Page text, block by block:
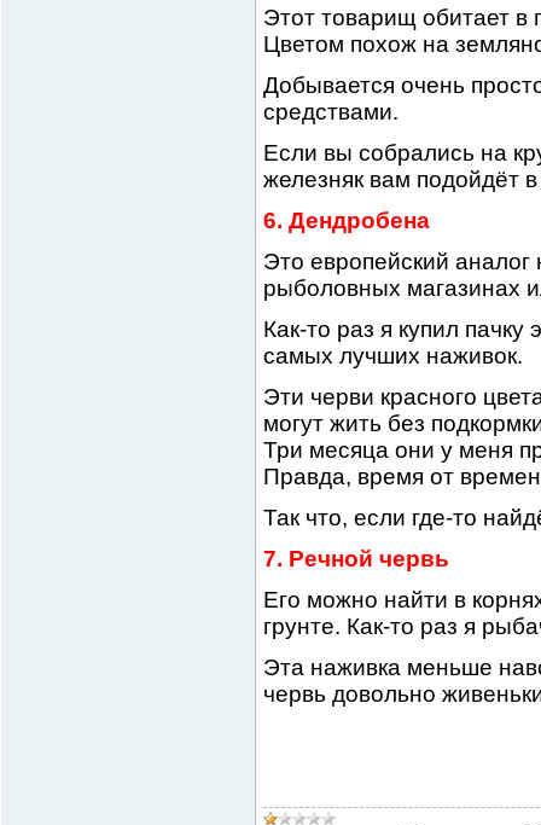
Этот товарищ обитает в
Цветом похож на
Добывается очень
средствами.
Если вы собрались на
железняк вам подойдёт
6. Дендробена
Это европейский
рыболовных магазинах
Как-то раз я купил
самых лучших наживок.
Эти черви красного
могут жить без
Три месяца они у меня
Правда, время от
Так что, если где-то
7. Речной червь
Его можно найти в
грунте. Как-то раз я
Эта наживка меньше
червь довольно